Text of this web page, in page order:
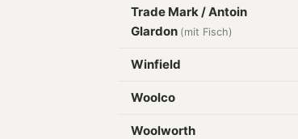
Trade Mark / Antoin
Glardon (mit Fisch)
Winfield
Woolco
Woolworth